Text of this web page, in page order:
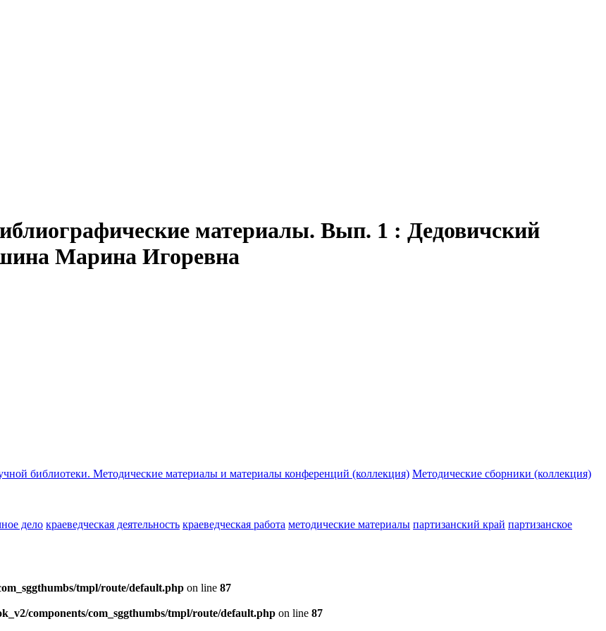
материалы. Вып. 1 : Дедовичский
Марина Игоревна
библиотеки. Методические материалы и материалы конференций (коллекция) Методические сборники (коллекция)
дело краеведческая деятельность краеведческая работа методические материалы партизанский край партизанское
tmpl/route/default.php on line 87
components/com_sggthumbs/tmpl/route/default.php on line 87